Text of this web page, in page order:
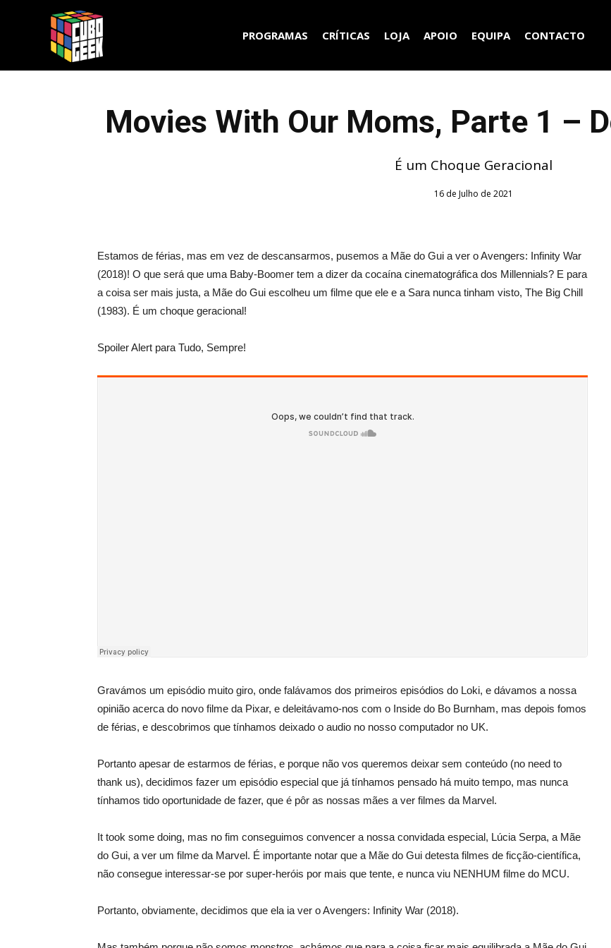
PROGRAMAS CRÍTICAS LOJA APOIO EQUIPA CONTACTO
Movies With Our Moms, Parte 1 –
É um Choque Geracional
16 de Julho de 2021
Estamos de férias, mas em vez de descansarmos, pusemos a Mãe do Gui a ver o Avengers: Infinity War
(2018)! O que será que uma Baby-Boomer tem a dizer da cocaína cinematográfica dos Millennials? E para
a coisa ser mais justa, a Mãe do Gui escolheu um filme que ele e a Sara nunca tinham visto, The Big Chill
(1983). É um choque geracional!
Spoiler Alert para Tudo, Sempre!
Gravámos um episódio muito giro, onde falávamos dos primeiros episódios do Loki, e dávamos a nossa
opinião acerca do novo filme da Pixar, e deleitávamo-nos com o Inside do Bo Burnham, mas depois fomos
de férias, e descobrimos que tínhamos deixado o audio no nosso computador no UK.
Portanto apesar de estarmos de férias, e porque não vos queremos deixar sem conteúdo (no need to
thank us), decidimos fazer um episódio especial que já tínhamos pensado há muito tempo, mas nunca
tínhamos tido oportunidade de fazer, que é pôr as nossas mães a ver filmes da Marvel.
It took some doing, mas no fim conseguimos convencer a nossa convidada especial, Lúcia Serpa, a Mãe
do Gui, a ver um filme da Marvel. É importante notar que a Mãe do Gui detesta filmes de ficção-científica,
não consegue interessar-se por super-heróis por mais que tente, e nunca viu NENHUM filme do MCU.
Portanto, obviamente, decidimos que ela ia ver o Avengers: Infinity War (2018).